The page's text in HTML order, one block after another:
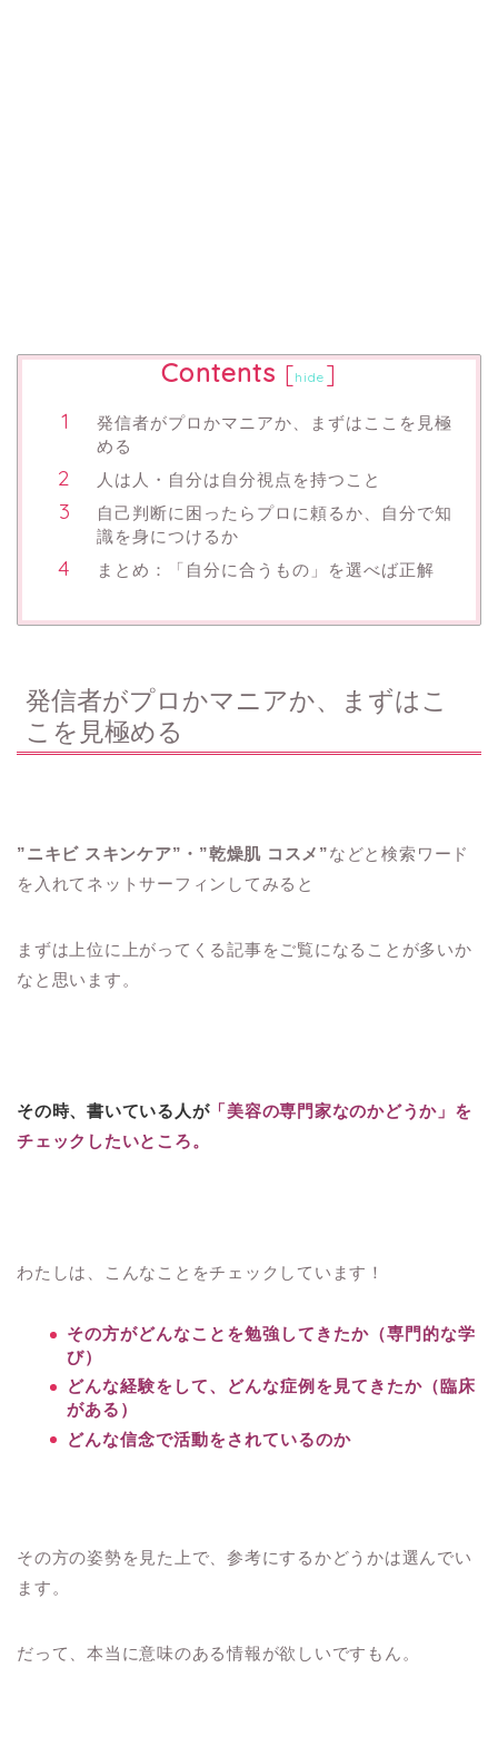
Contents [hide ]
発信者がプロかマニアか、まずはここを見極
める
人は人・自分は自分視点を持つこと
自己判断に困ったらプロに頼るか、自分で知
識を身につけるか
まとめ：「自分に合うもの」を選べば正解
発信者がプロかマニアか、まずはこ
こを見極める
”ニキビ スキンケア”・”乾燥肌 コスメ”などと検索ワード
を入れてネットサーフィンしてみると
まずは上位に上がってくる記事をご覧になることが多いか
なと思います。
その時、書いている人が「美容の専門家なのかどうか」を
チェックしたいところ。
わたしは、こんなことをチェックしています！
その方がどんなことを勉強してきたか（専門的な学
び）
どんな経験をして、どんな症例を見てきたか（臨床
がある）
どんな信念で活動をされているのか
その方の姿勢を見た上で、参考にするかどうかは選んでい
ます。
だって、本当に意味のある情報が欲しいですもん。